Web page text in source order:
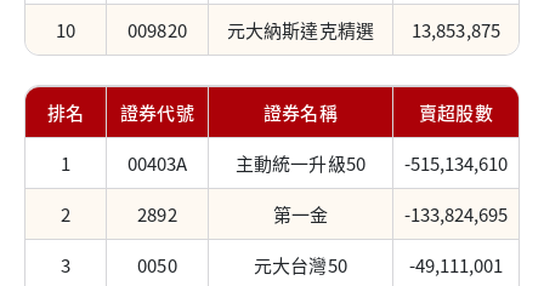
10
009820 元大納斯達克精選 13,853,875
排名 證券代號 證券名稱
賣超股數
1
00403A 主動統一升級50
-515,134,610
2
2892 第一金
-133,824,695
3
0050 元大台灣50
-49,111,001